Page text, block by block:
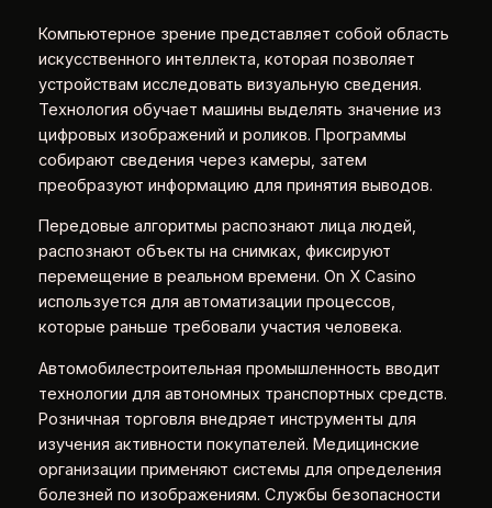
Компьютерное зрение представляет собой область
искусственного интеллекта, которая позволяет
устройствам исследовать визуальную сведения.
Технология обучает машины выделять значение из
цифровых изображений и роликов. Программы
собирают сведения через камеры, затем
преобразуют информацию для принятия выводов.
Передовые алгоритмы распознают лица людей,
распознают объекты на снимках, фиксируют
перемещение в реальном времени. On X Casino
используется для автоматизации процессов,
которые раньше требовали участия человека.
Автомобилестроительная промышленность вводит
технологии для автономных транспортных средств.
Розничная торговля внедряет инструменты для
изучения активности покупателей. Медицинские
организации применяют системы для определения
болезней по изображениям. Службы безопасности